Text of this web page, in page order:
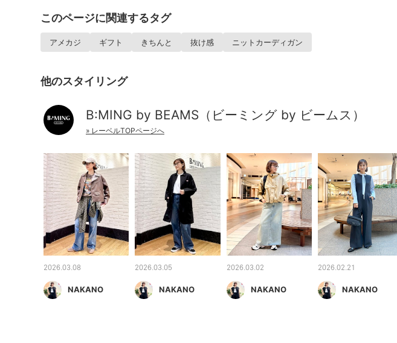
このページに関連するタグ
アメカジ ギフト きちんと 抜け感 ニットカーディガン
他のスタイリング
B:MING by BEAMS（ビーミング by ビームス）
» レーベルTOPページへ
2026.03.08
NAKANO
2026.03.05
NAKANO
2026.03.02
NAKANO
2026.02.21
NAKANO